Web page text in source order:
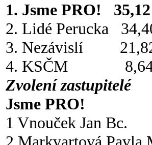
1. Jsme PRO!
2. Lidé Perucka
3. Nezávislí
4. KSČM 8,64
Zvolení zastupitelé
Jsme PRO!
1 Vnouček Jan Bc.